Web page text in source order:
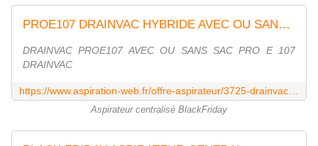
PROE107 DRAINVAC HYBRIDE AVEC OU SANS SAC
DRAINVAC PROE107 AVEC OU SANS SAC PRO E 107
DRAINVAC
Aspirateur centralisé BlackFriday